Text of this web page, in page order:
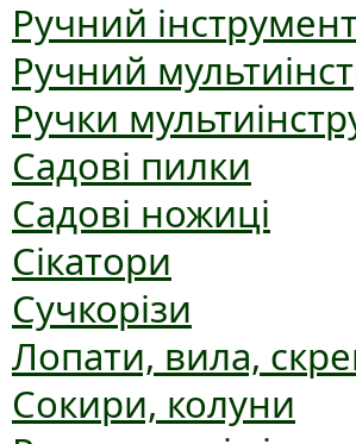
Ручний
Ручний
Ручки
Садові пилки
Садові ножиці
Сікатори
Сучкорізи
Лопати, вила,
Сокири, колуни